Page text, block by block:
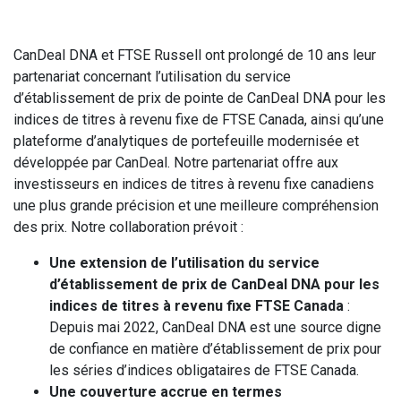
CanDeal DNA et FTSE Russell ont prolongé de 10 ans leur
partenariat concernant l’utilisation du service
d’établissement de prix de pointe de CanDeal DNA pour les
indices de titres à revenu fixe de FTSE Canada, ainsi qu’une
plateforme d’analytiques de portefeuille modernisée et
développée par CanDeal. Notre partenariat offre aux
investisseurs en indices de titres à revenu fixe canadiens
une plus grande précision et une meilleure compréhension
des prix. Notre collaboration prévoit :
Une extension de l’utilisation du service
d’établissement de prix de CanDeal DNA pour les
indices de titres à revenu fixe FTSE Canada :
Depuis mai 2022, CanDeal DNA est une source digne
de confiance en matière d’établissement de prix pour
les séries d’indices obligataires de FTSE Canada.
Une couverture accrue en termes